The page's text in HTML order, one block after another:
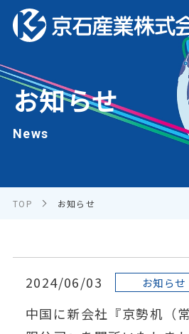
お知らせ
News
TOP お知らせ
2024/06/03 お知らせ
中国に新会社『京勢机（